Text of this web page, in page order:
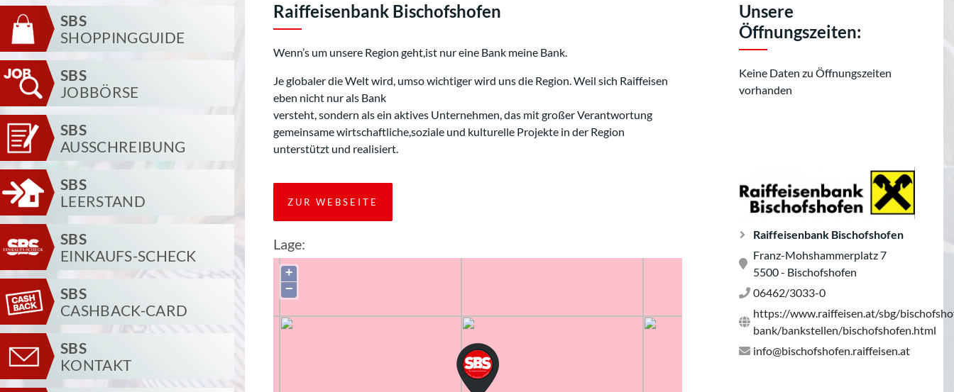
SBS
SHOPPINGGUIDE
SBS
JOBBÖRSE
SBS
AUSSCHREIBUNG
SBS
LEERSTAND
SBS
EINKAUFS-SCHECK
SBS
CASHBACK-CARD
SBS
KONTAKT
Raiffeisenbank Bischofshofen
Wenn’s um unsere Region geht,ist nur eine Bank meine Bank.
Je globaler die Welt wird, umso wichtiger wird uns die Region. Weil sich Raiffeisen
eben nicht nur als Bank
versteht, sondern als ein aktives Unternehmen, das mit großer Verantwortung
gemeinsame wirtschaftliche,soziale und kulturelle Projekte in der Region
unterstützt und realisiert.
ZUR WEBSEITE
Lage:
+
−
Unsere
Öffnungszeiten:
Keine Daten zu Öffnungszeiten
vorhanden
Raiffeisenbank Bischofshofen
Franz-Mohshammerplatz 7
5500 - Bischofshofen
06462/3033-0
https://www.raiffeisen.at/sbg/
bank/bankstellen/bischofshofen.html
info@bischofshofen.raiffeisen.at